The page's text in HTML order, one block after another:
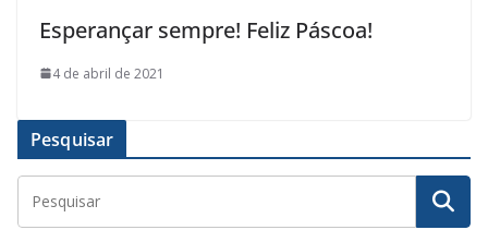
Esperançar sempre! Feliz Páscoa!
4 de abril de 2021
Pesquisar